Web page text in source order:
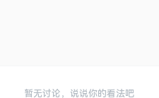
暂无讨论，说说你的看法吧